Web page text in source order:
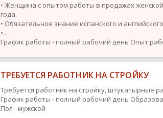
• Женщина с опытом работы в продажах
года.
• Обязательное знание испанского и
•...
График работы - полный рабочий день Опыт
ТРЕБУЕТСЯ РАБОТНИК НА СТРОЙКУ
Требуется работник на стройку, штукатырные
График работы - полный рабочий день
Пол - мужской